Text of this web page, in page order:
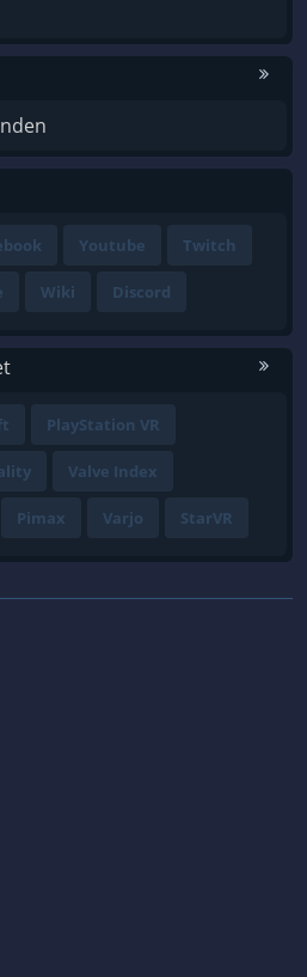
Youtube Twitch
Wiki Discord
PlayStation VR
Valve Index
Pimax Varjo StarVR